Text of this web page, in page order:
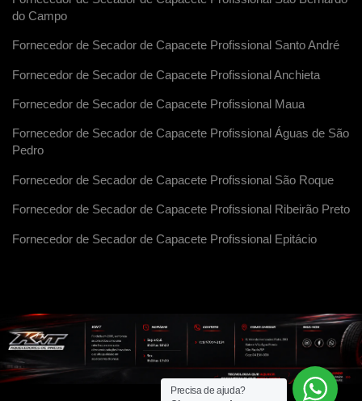
do Campo
Fornecedor de Secador de Capacete Profissional Santo André
Fornecedor de Secador de Capacete Profissional Anchieta
Fornecedor de Secador de Capacete Profissional Maua
Fornecedor de Secador de Capacete Profissional Águas de São
Pedro
Fornecedor de Secador de Capacete Profissional São Roque
Fornecedor de Secador de Capacete Profissional Ribeirão Preto
Fornecedor de Secador de Capacete Profissional Epitácio
Precisa de ajuda?